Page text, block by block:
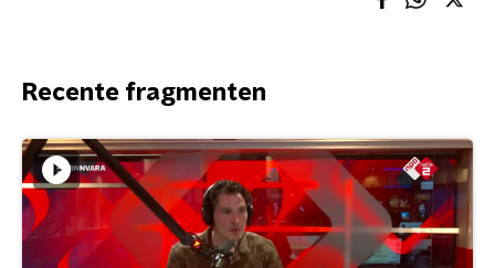
Recente fragmenten